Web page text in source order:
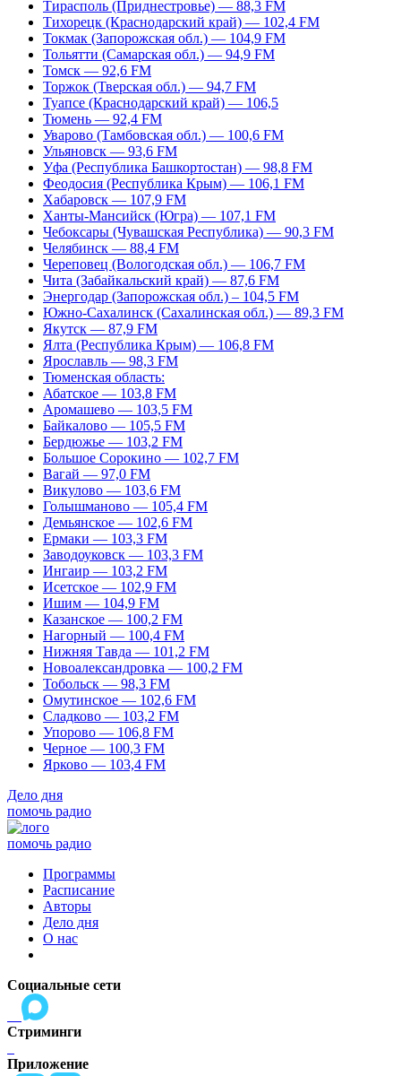
Тирасполь (Приднестровье) — 88,3 FM
Тихорецк (Краснодарский край) — 102,4 FM
Токмак (Запорожская обл.) — 104,9 FM
Тольятти (Самарская обл.) — 94,9 FM
Томск — 92,6 FM
Торжок (Тверская обл.) — 94,7 FM
Туапсе (Краснодарский край) — 106,5
Тюмень — 92,4 FM
Уварово (Тамбовская обл.) — 100,6 FM
Ульяновск — 93,6 FM
Уфа (Республика Башкортостан) — 98,8 FM
Феодосия (Республика Крым) — 106,1 FM
Хабаровск — 107,9 FM
Ханты-Мансийск (Югра) — 107,1 FM
Чебоксары (Чувашская Республика) — 90,3 FM
Челябинск — 88,4 FM
Череповец (Вологодская обл.) — 106,7 FM
Чита (Забайкальский край) — 87,6 FM
Энергодар (Запорожская обл.) – 104,5 FM
Южно-Сахалинск (Сахалинская обл.) — 89,3 FM
Якутск — 87,9 FM
Ялта (Республика Крым) — 106,8 FM
Ярославль — 98,3 FM
Тюменская область:
Абатское — 103,8 FM
Аромашево — 103,5 FM
Байкалово — 105,5 FM
Бердюжье — 103,2 FM
Большое Сорокино — 102,7 FM
Вагай — 97,0 FM
Викулово — 103,6 FM
Голышманово — 105,4 FM
Демьянское — 102,6 FM
Ермаки — 103,3 FM
Заводоуковск — 103,3 FM
Ингаир — 103,2 FM
Исетское — 102,9 FM
Ишим — 104,9 FM
Казанское — 100,2 FM
Нагорный — 100,4 FM
Нижняя Тавда — 101,2 FM
Новоалександровка — 100,2 FM
Тобольск — 98,3 FM
Омутинское — 102,6 FM
Сладково — 103,2 FM
Упорово — 106,8 FM
Черное — 100,3 FM
Ярково — 103,4 FM
Дело дня
помочь радио
помочь радио
Программы
Расписание
Авторы
Дело дня
О нас
Социальные сети
Стриминги
Приложение